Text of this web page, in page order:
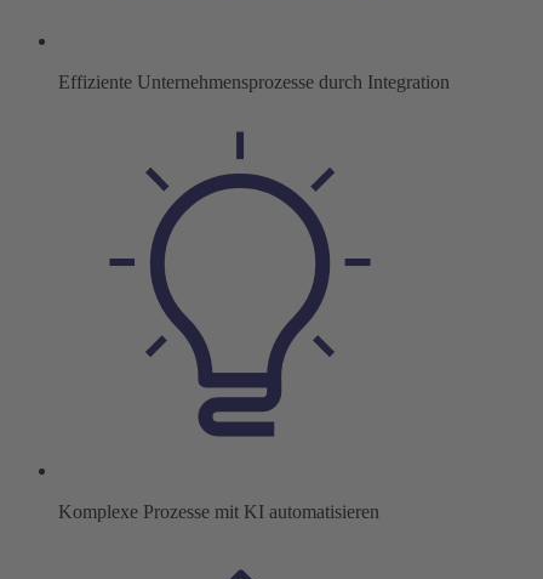
Effiziente Unternehmensprozesse durch Integration
Komplexe Prozesse mit KI automatisieren